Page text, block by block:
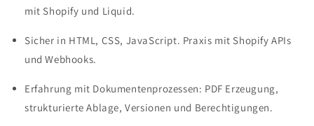
mit Shopify und Liquid.
Sicher in HTML, CSS, JavaScript. Praxis mit Shopify APIs
und Webhooks.
Erfahrung mit Dokumentenprozessen: PDF Erzeugung,
strukturierte Ablage, Versionen und Berechtigungen.